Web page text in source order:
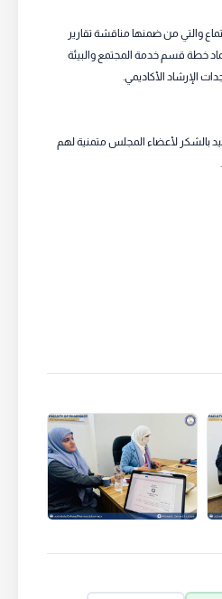
والتي من ضمنها مناقشة تقارير
خطة قسم خدمة المجتمع والبيئة
بالشكر لأعضاء المجلس متمنية لهم